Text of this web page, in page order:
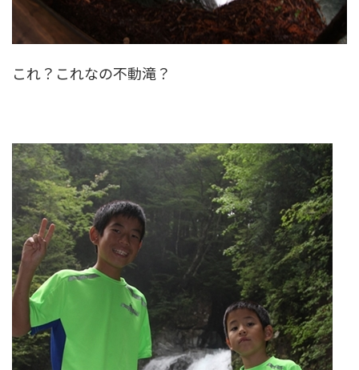
これ？これなの不動滝？